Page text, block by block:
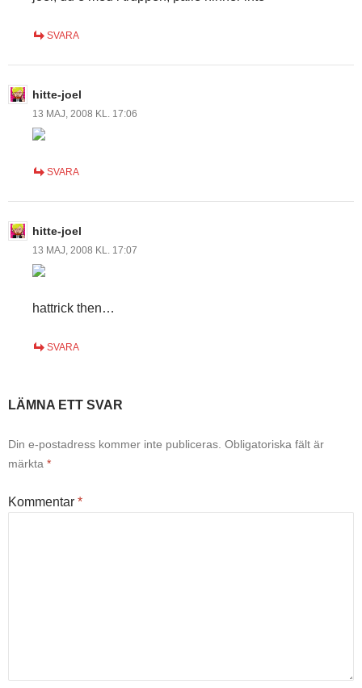
SVARA
hitte-joel
13 MAJ, 2008 KL. 17:06
SVARA
hitte-joel
13 MAJ, 2008 KL. 17:07
hattrick then…
SVARA
LÄMNA ETT SVAR
Din e-postadress kommer inte publiceras. Obligatoriska fält är
märkta *
Kommentar *